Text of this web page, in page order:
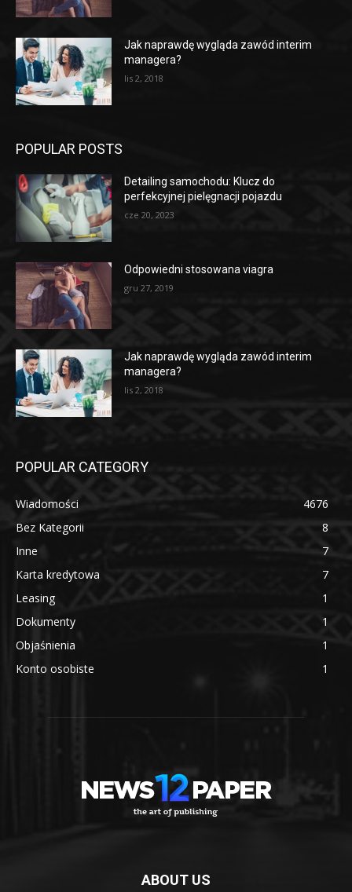
Jak naprawdę wygląda zawód interim
managera?
lis 2, 2018
POPULAR POSTS
Detailing samochodu: Klucz do
perfekcyjnej pielęgnacji pojazdu
cze 20, 2023
Odpowiedni stosowana viagra
gru 27, 2019
Jak naprawdę wygląda zawód interim
managera?
lis 2, 2018
POPULAR CATEGORY
Wiadomości
4676
Bez Kategorii
8
Inne
7
Karta kredytowa
7
Leasing
1
Dokumenty
1
Objaśnienia
1
Konto osobiste
1
ABOUT US